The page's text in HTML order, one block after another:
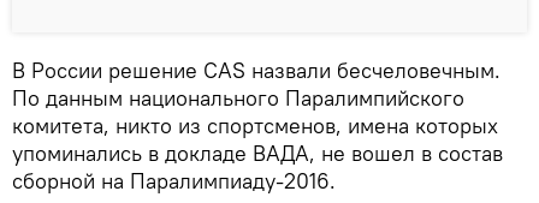
В России решение CAS назвали бесчеловечным.
По данным национального Паралимпийского
комитета, никто из спортсменов, имена которых
упоминались в докладе ВАДА, не вошел в состав
сборной на Паралимпиаду-2016.